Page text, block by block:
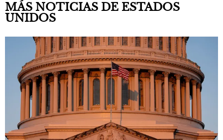
MÁS NOTICIAS DE ESTADOS
UNIDOS